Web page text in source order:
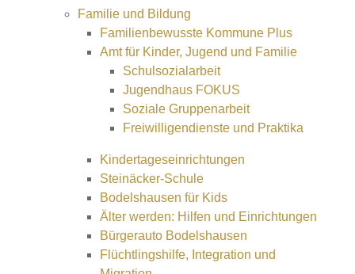
Familie und Bildung
Familienbewusste Kommune Plus
Amt für Kinder, Jugend und Familie
Schulsozialarbeit
Jugendhaus FOKUS
Soziale Gruppenarbeit
Freiwilligendienste und Praktika
Kindertageseinrichtungen
Steinäcker-Schule
Bodelshausen für Kids
Älter werden: Hilfen und Einrichtungen
Bürgerauto Bodelshausen
Flüchtlingshilfe, Integration und